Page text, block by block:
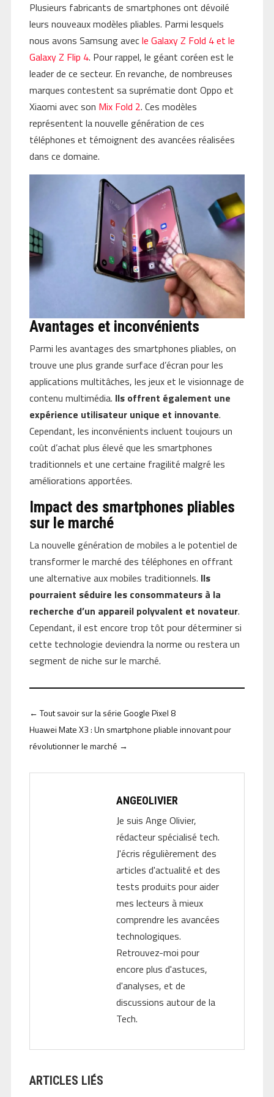
Plusieurs fabricants de smartphones ont dévoilé
leurs nouveaux modèles pliables. Parmi lesquels
nous avons Samsung avecle Galaxy Z Fold 4 et le
Galaxy Z Flip 4. Pour rappel, le géant coréen est le
leader de ce secteur. En revanche, de nombreuses
marques contestent sa suprématie dont Oppo et
Xiaomi avec son Mix Fold 2. Ces modèles
représentent la nouvelle génération de ces
téléphones et témoignent des avancées réalisées
dans ce domaine.
Avantages et inconvénients
Parmi les avantages des smartphones pliables, on
trouve une plus grande surface d’écran pour les
applications multitâches, les jeux et le visionnage de
contenu multimédia. Ils offrent également une
expérience utilisateur unique et innovante.
Cependant, les inconvénients incluent toujours un
coût d’achat plus élevé que les smartphones
traditionnels et une certaine fragilité malgré les
améliorations apportées.
Impact des smartphones pliables
sur le marché
La nouvelle génération de mobiles a le potentiel de
transformer le marché des téléphones en offrant
une alternative aux mobiles traditionnels. Ils
pourraient séduire les consommateurs à la
recherche d’un appareil polyvalent et novateur.
Cependant, il est encore trop tôt pour déterminer si
cette technologie deviendra la norme ou restera un
segment de niche sur le marché.
← Tout savoir sur la série Google Pixel 8
Huawei Mate X3 : Un smartphone pliable innovant pour
révolutionner le marché →
ANGEOLIVIER
Je suis Ange Olivier,
rédacteur spécialisé tech.
J'écris régulièrement des
articles d'actualité et des
tests produits pour aider
mes lecteurs à mieux
comprendre les avancées
technologiques.
Retrouvez-moi pour
encore plus d'astuces,
d'analyses, et de
discussions autour de la
Tech.
ARTICLES LIÉS